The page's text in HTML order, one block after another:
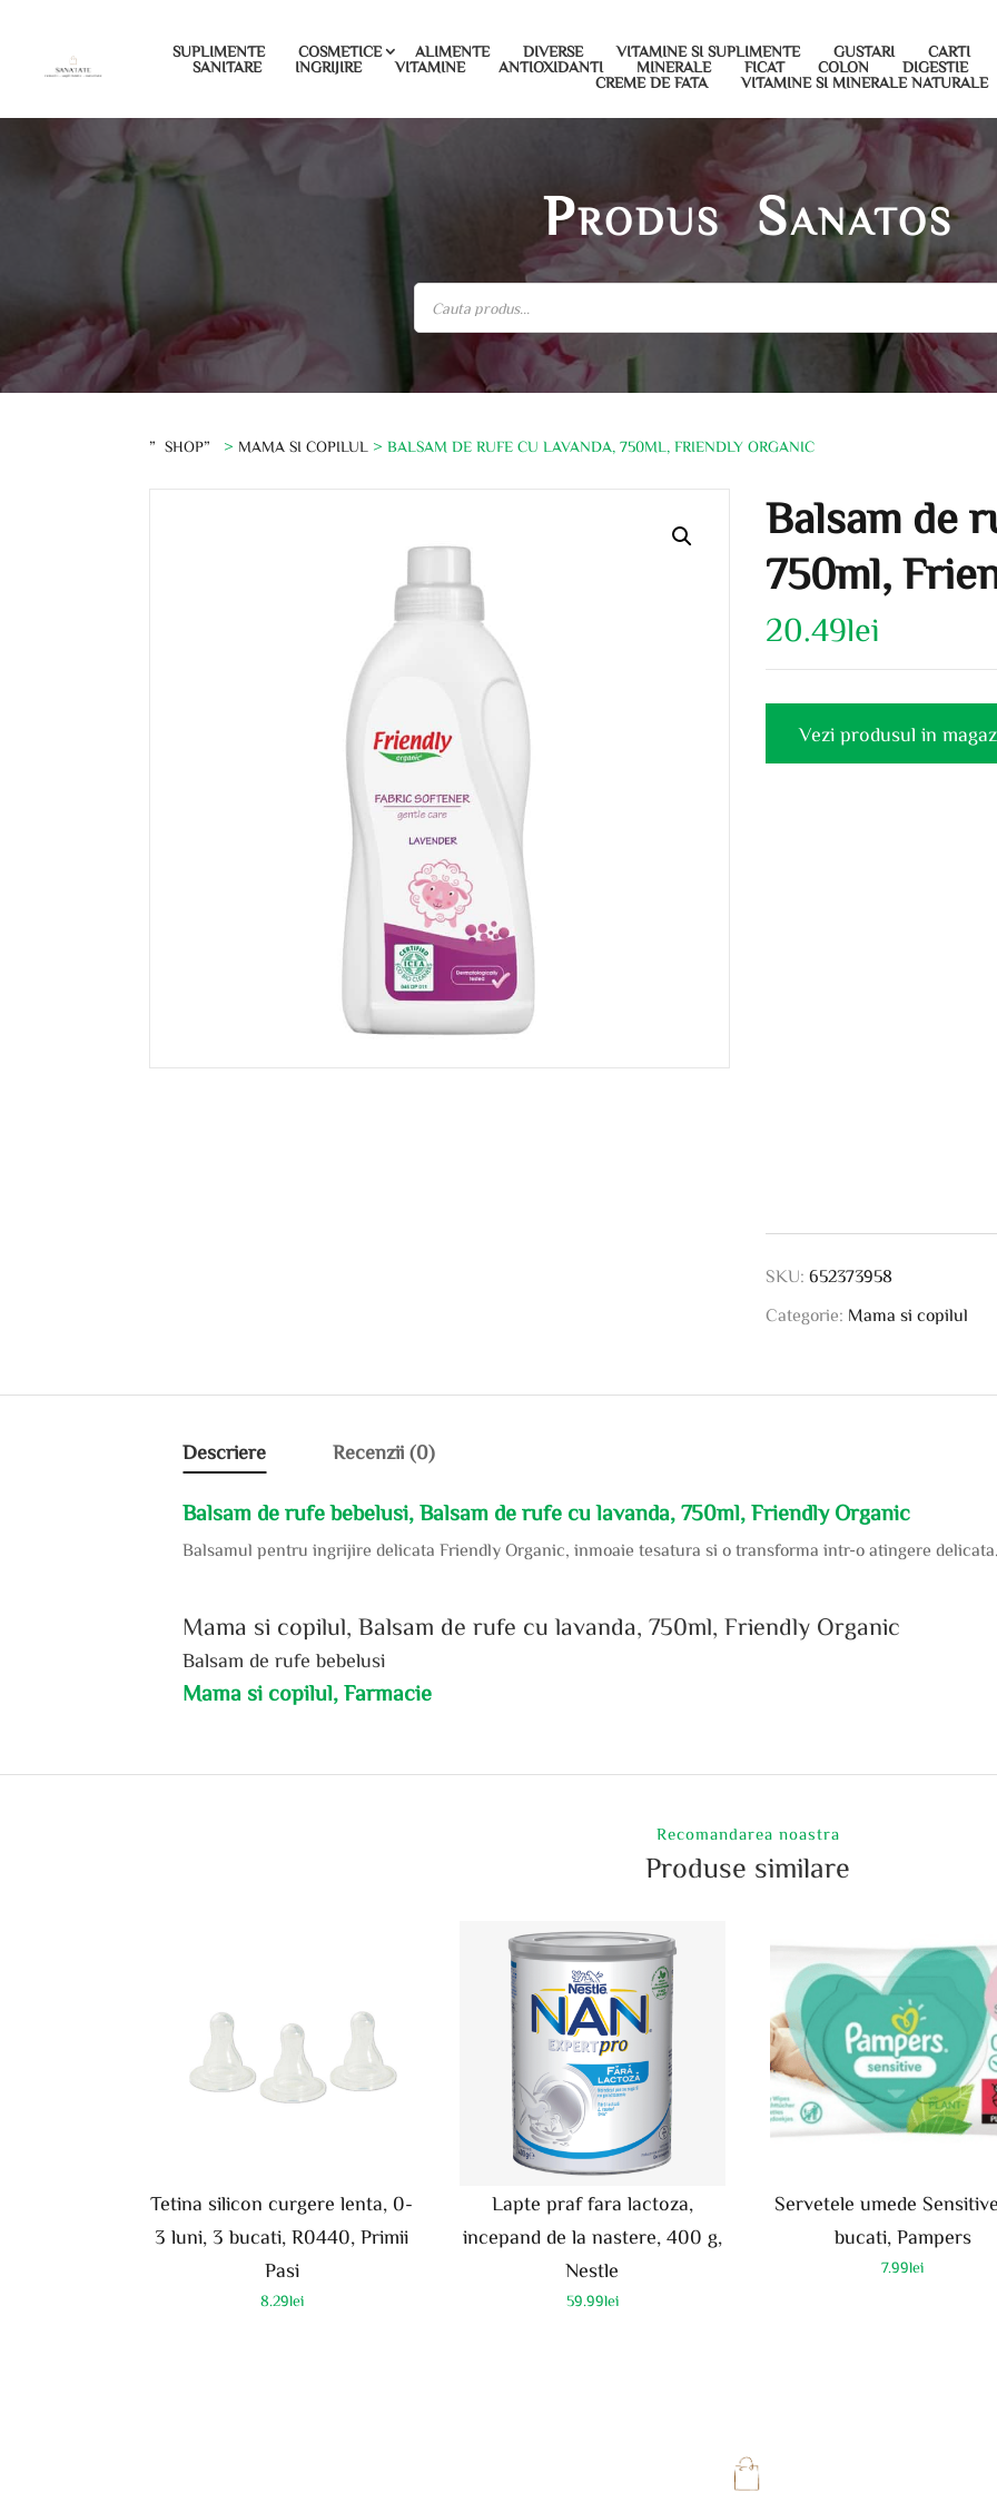
SUPLIMENTE COSMETICE ALIMENTE DIVERSE VITAMINE SI SUPLIMENTE GUSTARI
CARTI
SANITARE
INGRIJIRE VITAMINE ANTIOXIDANTI MINERALE FICAT COLON
DIGESTIE
CREME DE FATA
VITAMINE SI MINERALE NATURALE
Produs Sanatos
”SHOP” > MAMA SI COPILUL > BALSAM DE RUFE CU LAVANDA, 750ML, FRIENDLY ORGANIC
Balsam de
750ml,
20.49lei
Vezi produsul in
SKU:652373958
Categorie: Mama si copilul
Descriere Recenzii (0)
Balsam de rufe bebelusi, Balsam de rufe cu lavanda, 750ml, Friendly Organic
Balsamul pentru ingrijire delicata Friendly Organic, inmoaie tesatura si o transforma intr-o atingere
Mama si copilul, Balsam de rufe cu lavanda, 750ml, Friendly Organic
Balsam de rufe bebelusi
Mama si copilul, Farmacie
Recomandarea noastra
Produse similare
Tetina silicon curgere lenta, 0-
3 luni, 3 bucati, R0440, Primii
Pasi
8.29lei
Lapte praf fara lactoza,
incepand de la nastere, 400 g,
Nestle
59.99lei
Servetele umede
bucati, Pampers
7.99lei